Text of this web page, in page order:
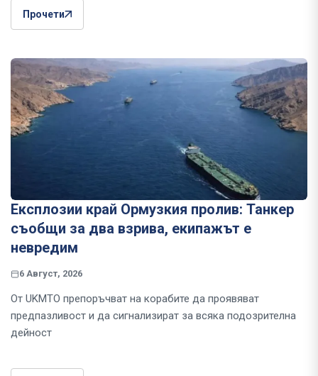
Прочети
Експлозии край Ормузкия пролив: Танкер
съобщи за два взрива, екипажът е
невредим
6 Август, 2026
От UKMTO препоръчват на корабите да проявяват
предпазливост и да сигнализират за всяка подозрителна
дейност